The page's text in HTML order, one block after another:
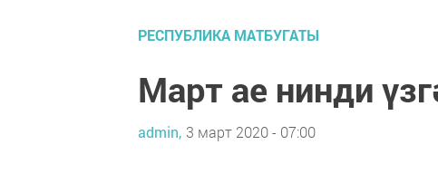
РЕСПУБЛИКА МАТБУГАТЫ
Март ае нинди
admin, 3 март 2020 - 07:00